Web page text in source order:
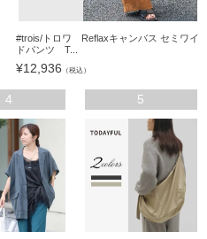
#trois/トロワ Reflaxキャンバス セミワイ
ドパンツ T...
¥12,936 （税込）
4 5